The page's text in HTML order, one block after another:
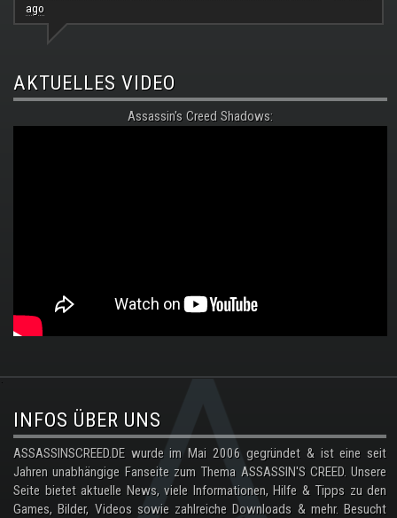
ago
AKTUELLES VIDEO
Assassin's Creed Shadows:
.
INFOS ÜBER UNS
ASSASSINSCREED.DE wurde im Mai 2006 gegründet & ist eine seit
Jahren unabhängige Fanseite zum Thema ASSASSIN'S CREED. Unsere
Seite bietet aktuelle News, viele Informationen, Hilfe & Tipps zu den
Games, Bilder, Videos sowie zahlreiche Downloads & mehr. Besucht